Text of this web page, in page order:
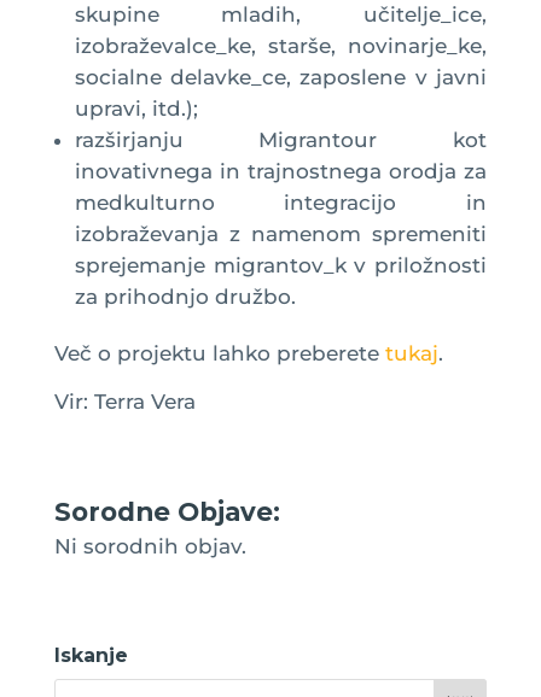
skupine mladih, učitelje_ice,
izobraževalce_ke, starše, novinarje_ke,
socialne delavke_ce, zaposlene v javni
upravi, itd.);
razširjanju Migrantour kot
inovativnega in trajnostnega orodja za
medkulturno integracijo in
izobraževanja z namenom spremeniti
sprejemanje migrantov_k v priložnosti
za prihodnjo družbo.
Več o projektu lahko preberete tukaj.
Vir: Terra Vera
Sorodne Objave:
Ni sorodnih objav.
Iskanje